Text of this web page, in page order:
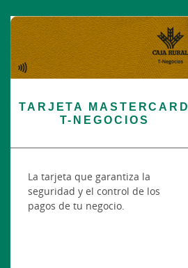
TARJETA MASTERCARD
T-NEGOCIOS
La tarjeta que garantiza la
seguridad y el control de los
pagos de tu negocio.